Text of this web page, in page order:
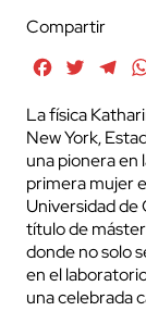
Compartir
FacebookTwitter
La física
New York,
una pionera en
primera mujer
Universidad de
título de
donde no solo
en el
una celebrada